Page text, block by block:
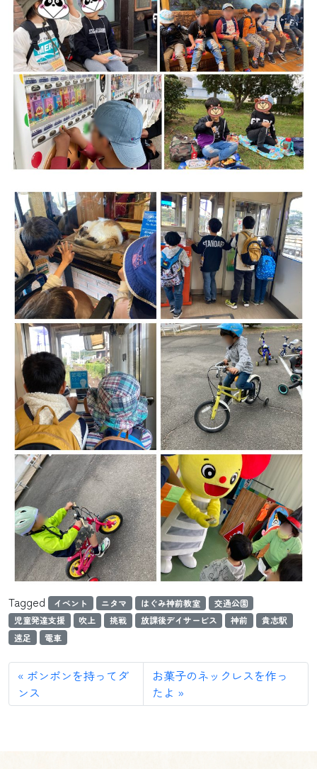
Tagged イベント ニタマ はぐみ神前教室
交通公園
児童発達支援
吹上 挑戦 放課後デイサービス 神前
貴志駅
遠足
電車
ポンポンを持ってダ
ンス
お菓子のネックレスを作っ
たよ